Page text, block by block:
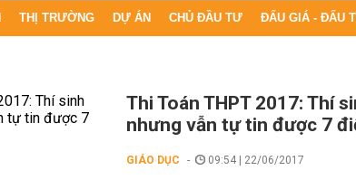
THỊ TRƯỜNG DỰ ÁN CHỦ ĐẦU TƯ ĐẤU GIÁ - ĐẤU
Thi Toán THPT 2017: Thí
nhưng vẫn tự tin được 7
GIÁO DỤC 09:54 | 22/06/2017